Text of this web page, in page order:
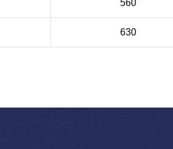
560
630